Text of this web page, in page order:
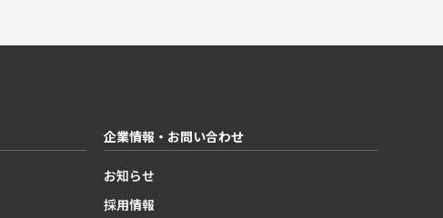
企業情報・お問い合わせ
お知らせ
採用情報